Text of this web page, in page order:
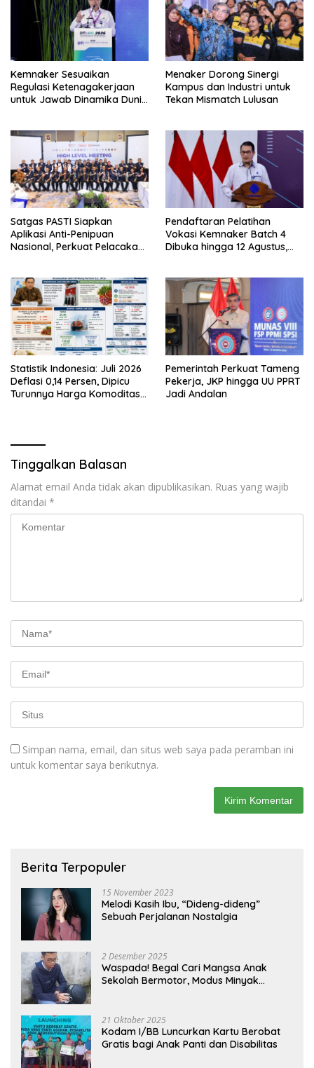
Kemnaker Sesuaikan
Regulasi Ketenagakerjaan
untuk Jawab Dinamika Dunia
Menaker Dorong Sinergi
Kampus dan Industri untuk
Tekan Mismatch Lulusan
Satgas PASTI Siapkan
Aplikasi Anti-Penipuan
Nasional, Perkuat Pelacakan
Pendaftaran Pelatihan
Vokasi Kemnaker Batch 4
Dibuka hingga 12 Agustus,
Statistik Indonesia: Juli 2026
Deflasi 0,14 Persen, Dipicu
Turunnya Harga Komoditas
Pemerintah Perkuat Tameng
Pekerja, JKP hingga UU PPRT
Jadi Andalan
Tinggalkan Balasan
Alamat email Anda tidak akan dipublikasikan. Ruas yang wajib
ditandai *
Simpan nama, email, dan situs web saya pada peramban ini
untuk komentar saya berikutnya.
Berita Terpopuler
15 November 2023
Melodi Kasih Ibu, “Dideng-dideng”
Sebuah Perjalanan Nostalgia
2 Desember 2025
Waspada! Begal Cari Mangsa Anak
Sekolah Bermotor, Modus Minyak
21 Oktober 2025
Kodam I/BB Luncurkan Kartu Berobat
Gratis bagi Anak Panti dan Disabilitas